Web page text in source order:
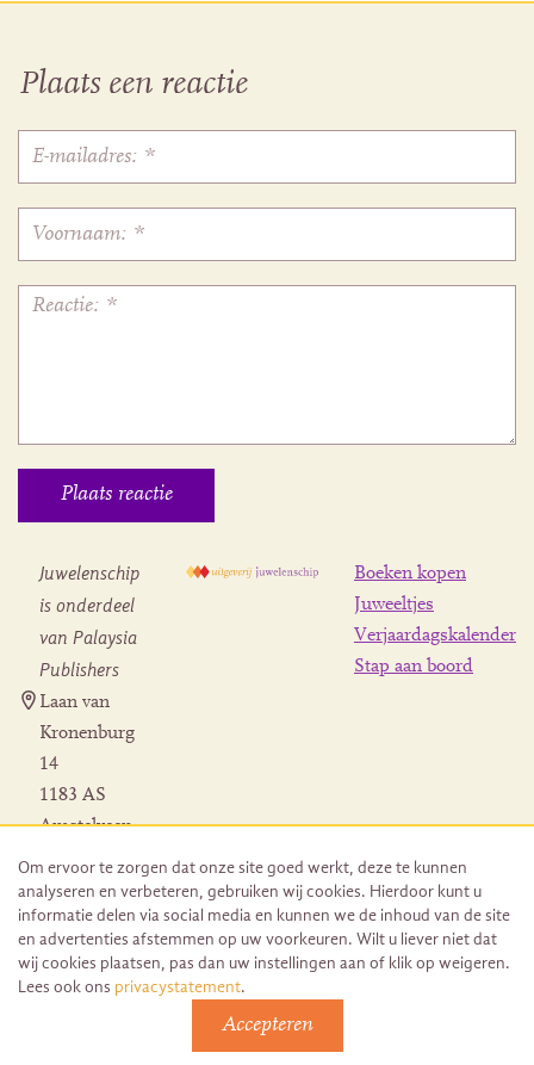
Plaats een reactie
Juwelenschip
is onderdeel
van Palaysia
Publishers
Laan van
Kronenburg
14
1183 AS
Amstelveen
Herroeping
bestelling
Boeken kopen
Juweeltjes
Verjaardagskalender
Stap aan boord
© 2026 Uitgeverij Juwelenschip. Duurzaam ontwikkeld door
Go2People
Om ervoor te zorgen dat onze site goed werkt, deze te kunnen
analyseren en verbeteren, gebruiken wij cookies. Hierdoor kunt u
informatie delen via social media en kunnen we de inhoud van de site
en advertenties afstemmen op uw voorkeuren. Wilt u liever niet dat
wij cookies plaatsen, pas dan uw instellingen aan of klik op weigeren.
Lees ook ons privacystatement.
Accepteren